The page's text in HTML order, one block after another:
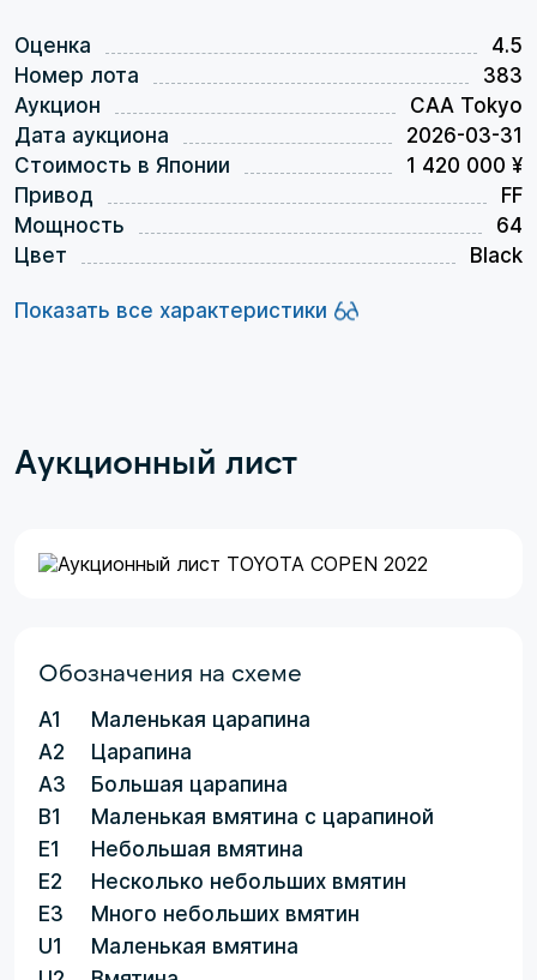
Оценка
4.5
Номер лота
383
Аукцион
CAA Tokyo
Дата аукциона
2026-03-31
Стоимость в Японии
1 420 000 ¥
Привод
FF
Мощность
64
Цвет
Black
Показать все характеристики
Аукционный лист
Обозначения на схеме
A1
Маленькая царапина
A2
Царапина
A3
Большая царапина
B1
Маленькая вмятина с царапиной
E1
Небольшая вмятина
E2
Несколько небольших вмятин
E3
Много небольших вмятин
U1
Маленькая вмятина